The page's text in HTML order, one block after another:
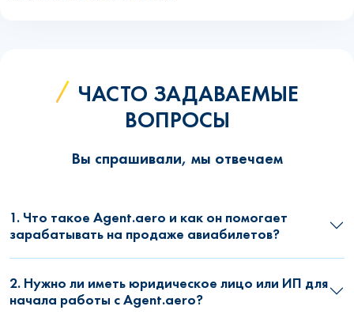
ЧАСТО ЗАДАВАЕМЫЕ
ВОПРОСЫ
Вы спрашивали, мы отвечаем
1. Что такое Agent.aero и как он помогает
зарабатывать на продаже авиабилетов?
2. Нужно ли иметь юридическое лицо или ИП для
начала работы с Agent.aero?